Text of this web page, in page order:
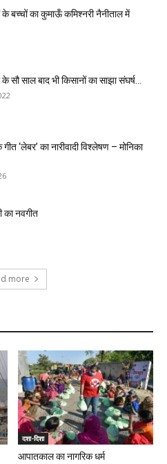
के बच्चों का कुमाऊँ कमिश्नरी नैनीताल में
सौ साल बाद भी किसानों का साझा संघर्ष...
गीत ‘लेबर’ का नारीवादी विश्लेषण – मोनिका
का नवगीत
more
दशा-दिशा
आपातकाल का नागरिक धर्म